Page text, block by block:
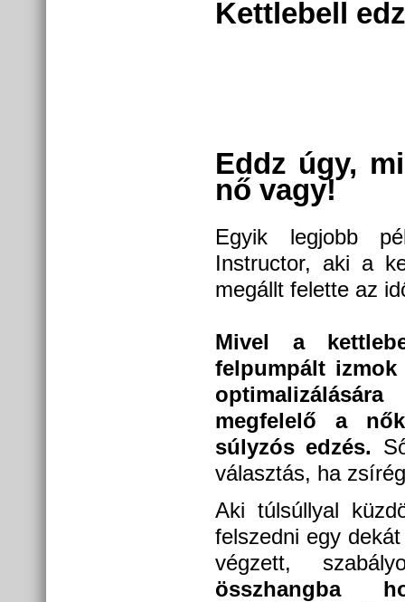
Kettlebell
Eddz úgy,
nő vagy!
Egyik legjobb
Instructor, aki a
megállt felette az
Mivel a
felpumpált izmok
megfelelő a
súlyzós edzés.
választás, ha
Aki túlsúllyal
felszedni egy
végzett,